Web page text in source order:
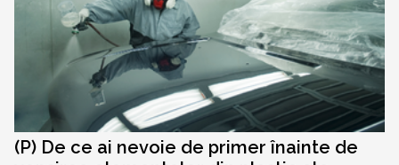
(P) De ce ai nevoie de primer înainte de